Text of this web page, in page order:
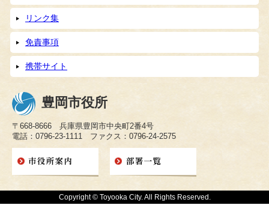
リンク集
免責事項
携帯サイト
豊岡市役所
〒668-8666 兵庫県豊岡市中央町2番4号
電話：0796-23-1111 ファクス：0796-24-2575
Copyright © Toyooka City. All Rights Reserved.